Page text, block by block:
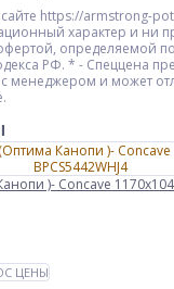
https://armstrong-
характер и ни
определяемой
РФ. * - Спеццена
менеджером и может
)- Concave
ЦЕНЫ